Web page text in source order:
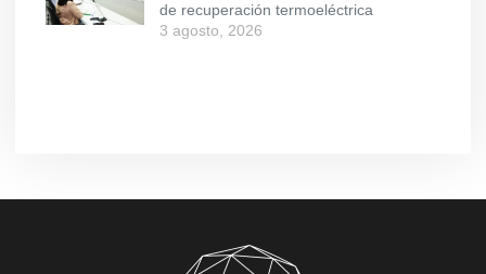
de recuperación termoeléctrica
3 agosto, 2026